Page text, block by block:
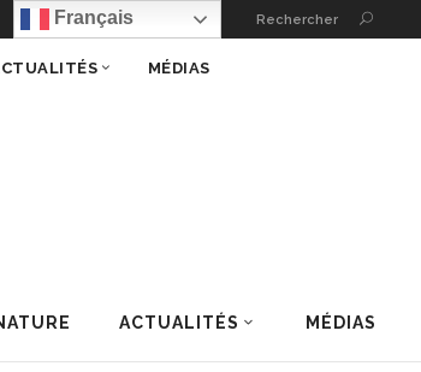
Français Rechercher
ACTUALITÉS MÉDIAS
MÉDIAS